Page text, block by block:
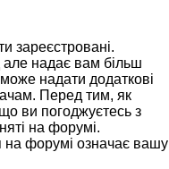
зареєстровані.
але надає вам більш
надати додаткові
Перед тим, як
ви погоджуєтесь з
на форумі.
форумі означає вашу